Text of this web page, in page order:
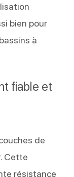
bien pour
à
fiable et
de
Cette
résistance